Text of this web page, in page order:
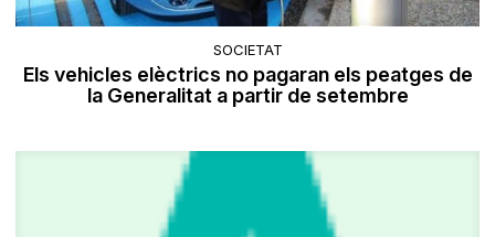
SOCIETAT
Els vehicles elèctrics no pagaran els peatges de
la Generalitat a partir de setembre